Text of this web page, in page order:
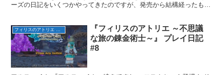
ーズの日記をいくつかやってきたのですが、発売から結構経ったもの
フィリスのアトリエ ～不思議な旅の錬金術士～
『フィリスのアトリエ ～不思議
な旅の錬金術士～』 プレイ日記
#8